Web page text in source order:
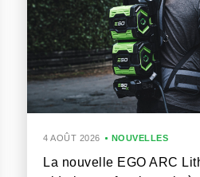
4 AOÛT 2026 NOUVELLES
La nouvelle EGO ARC